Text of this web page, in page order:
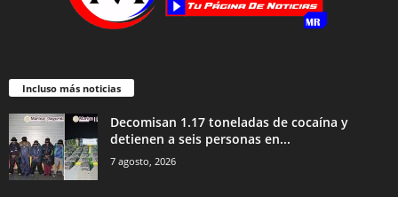
Incluso más noticias
Decomisan 1.17 toneladas de cocaína y
detienen a seis personas en...
7 agosto, 2026